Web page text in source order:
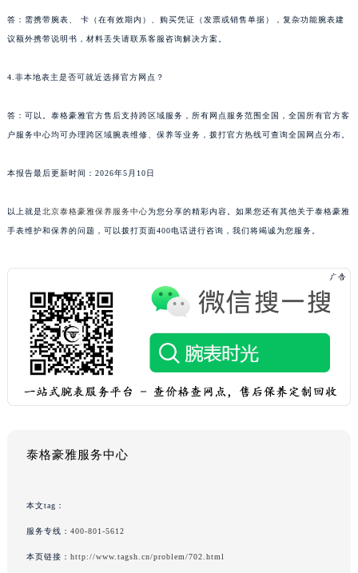
答：需携带腕表、 卡（在有效期内）、购买凭证（发票或销售单据），复杂功能腕表建
议额外携带说明书，材料丢失请联系客服咨询解决方案。
4.非本地表主是否可就近选择官方网点？
答：可以。泰格豪雅官方售后支持跨区域服务，所有网点服务范围全国，全国所有官方客
户服务中心均可办理跨区域腕表维修、保养等业务，拨打官方热线可查询全国网点分布。
本报告最后更新时间：2026年5月10日
以上就是北京泰格豪雅保养服务中心为您分享的精彩内容。如果您还有其他关于泰格豪雅
手表维护和保养的问题，可以拨打页面400电话进行咨询，我们将竭诚为您服务。
泰格豪雅服务中心
本文tag：
服务专线： 400-801-5612
本页链接： http://www.tagsh.cn/problem/702.html